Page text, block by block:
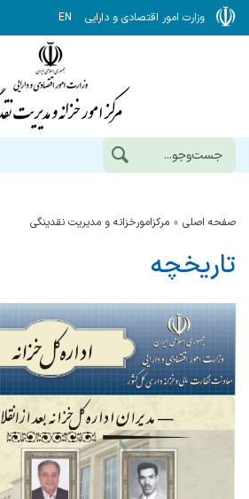
وزارت امور اقتصادی و دارایی EN
صفحه اصلی مرکزامورخزانه و مدیریت نقدینگی
تاریخچه